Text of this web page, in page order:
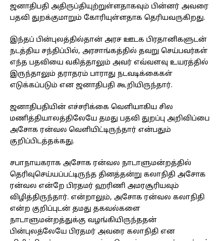
ஜனாதிபதி அதிருப்தியுற்றுள்ளதாகவும் பின்னர் அவரை
பதவி துறக்குமாறும் கோரியுள்ளதாக தெரியவருகிறது.
இந்தப் பின்புலத்தில்தான் அரச ஊடக பிரதானிகளுடன்
நடத்திய சந்திப்பில், அரசாங்கத்தில் தவறு செய்பவர்கள்
எந்த பதவியை வகித்தாலும் அவர் எவ்வளவு உயரத்தில்
இருந்தாலும் தராதரம் பாராது நடவடிக்கைகள்
எடுக்கப்படும் என ஜனாதிபதி கூறியிருந்தார்.
ஜனாதிபதியின் எச்சரிக்கை வெளியாகிய சில
மணித்தியாலத்திலேயே தமது பதவி துறப்பு அறிவிப்பை
அசோக ரன்வல வெளியிட்டிருந்தார் என்பதும்
குறிப்பிடத்தக்கது.
சபாநாயகராக அசோக ரன்வல நாடாளுமன்றத்தில்
தெரிவுசெய்யப்பட்டிருந்த தினத்தன்று கலாநிதி அசோக
ரன்வல என்றே பிரதமர் ஹரிணி அமரசூரியவும்
விழித்திருந்தார். என்றாலும், அசோக ரன்வல கலாநிதி
என்ற குறிப்புடன் தமது தகவல்களை
நாடாளுமன்றத்துக்கு வழங்கியிருந்ததன்
பின்புலத்லேயே பிரதமர் அவரை கலாநிதி என